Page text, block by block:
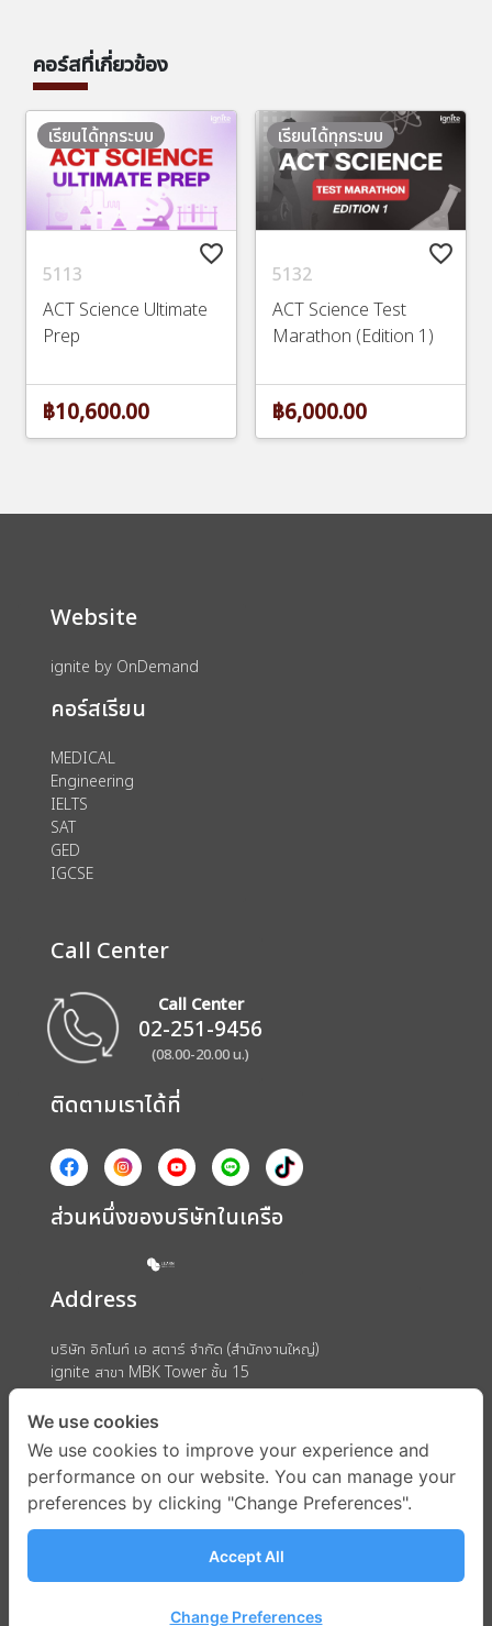
คอร์สที่เกี่ยวข้อง
favorite_border
5113
ACT Science Ultimate
Prep
เรียนได้ทุกระบบ
฿10,600.00
favorite_border
5132
ACT Science Test
Marathon (Edition 1)
เรียนได้ทุกระบบ
฿6,000.00
Website
ignite by OnDemand
คอร์สเรียน
MEDICAL
Engineering
IELTS
SAT
GED
IGCSE
Call Center
Call Center
02-251-9456
(08.00-20.00 น.)
ติดตามเราได้ที่
ส่วนหนึ่งของบริษัทในเครือ
Address
บริษัท อิกไนท์ เอ สตาร์ จำกัด (สำนักงานใหญ่)
ignite สาขา MBK Tower ชั้น 15
ถนนพญาไท แขวงวังใหม่ เขตปทุมวัน กรุงเทพมหานคร 10330
We use cookies
We use cookies to improve your experience and
performance on our website. You can manage your
preferences by clicking "Change Preferences".
Accept All
Change Preferences